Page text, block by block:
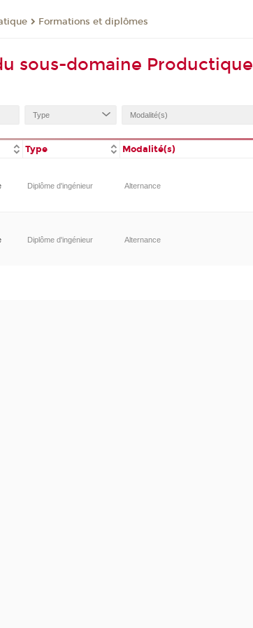
Formations et diplômes
sous-domaine Productique
Type Modalité(s)
Diplôme d'ingénieur Alternance
Diplôme d'ingénieur Alternance